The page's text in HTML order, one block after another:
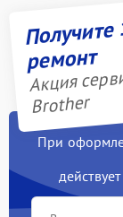
ремонт
Акция
Brother
При